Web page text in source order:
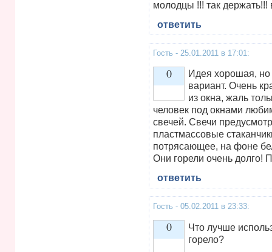
молодцы !!! так
ответить
Гость - 25.01.2011 в 17:01:
0
Идея хорошая, но
вариант. Очень
из окна, жаль
человек под окнами
свечей. Свечи
пластмассовые
потрясающее, на фоне
Они горели очень долго!
ответить
Гость - 05.02.2011 в 23:33:
0
Что лучше
горело?